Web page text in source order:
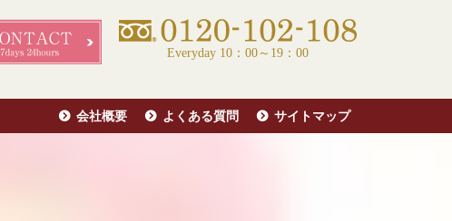
Everyday 10：00～19：00
会社概要 よくある質問 サイトマップ